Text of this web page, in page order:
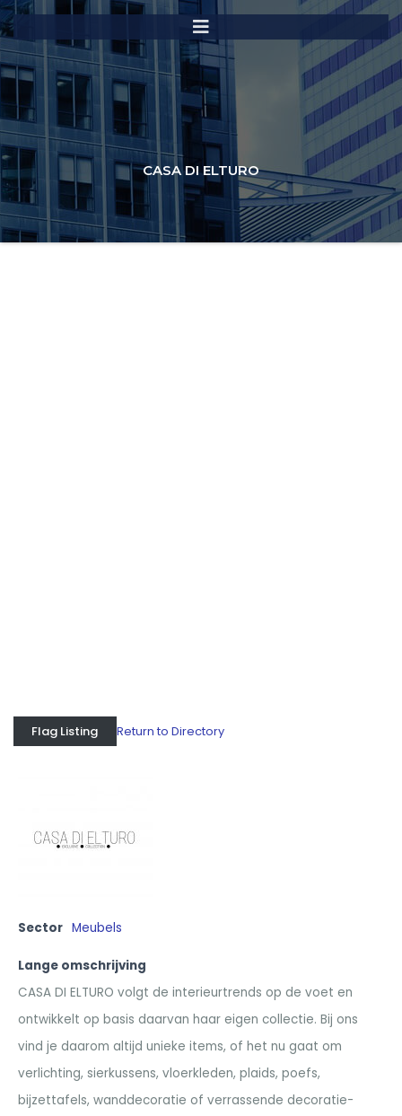
CASA DI ELTURO
Flag Listing Return to Directory
Sector Meubels
Lange omschrijving
CASA DI ELTURO volgt de interieurtrends op de voet en
ontwikkelt op basis daarvan haar eigen collectie. Bij ons
vind je daarom altijd unieke items, of het nu gaat om
verlichting, sierkussens, vloerkleden, plaids, poefs,
bijzettafels, wanddecoratie of verrassende decoratie-